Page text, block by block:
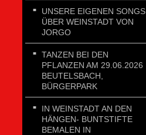
UNSERE EIGENEN SONGS
ÜBER WEINSTADT VON
JORGO
TANZEN BEI DEN
PFLANZEN AM 29.06.2026
BEUTELSBACH,
BÜRGERPARK
IN WEINSTADT AN DEN
HÄNGEN- BUNTSTIFTE
BEMALEN IN